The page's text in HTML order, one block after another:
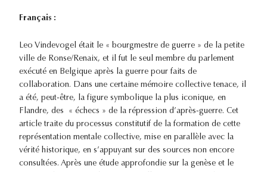
Français :
Leo Vindevogel était le « bourgmestre de guerre » de la petite
ville de Ronse/Renaix, et il fut le seul membre du parlement
exécuté en Belgique après la guerre pour faits de
collaboration. Dans une certaine mémoire collective tenace, il
a été, peut-être, la figure symbolique la plus iconique, en
Flandre, des « échecs » de la répression d’après-guerre. Cet
article traite du processus constitutif de la formation de cette
représentation mentale collective, mise en parallèle avec la
vérité historique, en s’appuyant sur des sources non encore
consultées. Après une étude approfondie sur la genèse et le